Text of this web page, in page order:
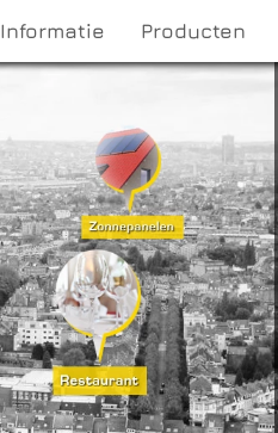
Informatie Producten